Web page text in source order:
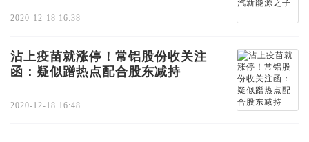
2020-12-18 16:38
沾上疫苗就涨停！常铝股份收关注
函：疑似蹭热点配合股东减持
2020-12-18 16:48